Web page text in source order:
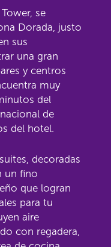
se
Dorada, justo
sus
una gran
y centros
muy
del
de
del hotel.
decoradas
un fino
que logran
para tu
aire
con regadera,